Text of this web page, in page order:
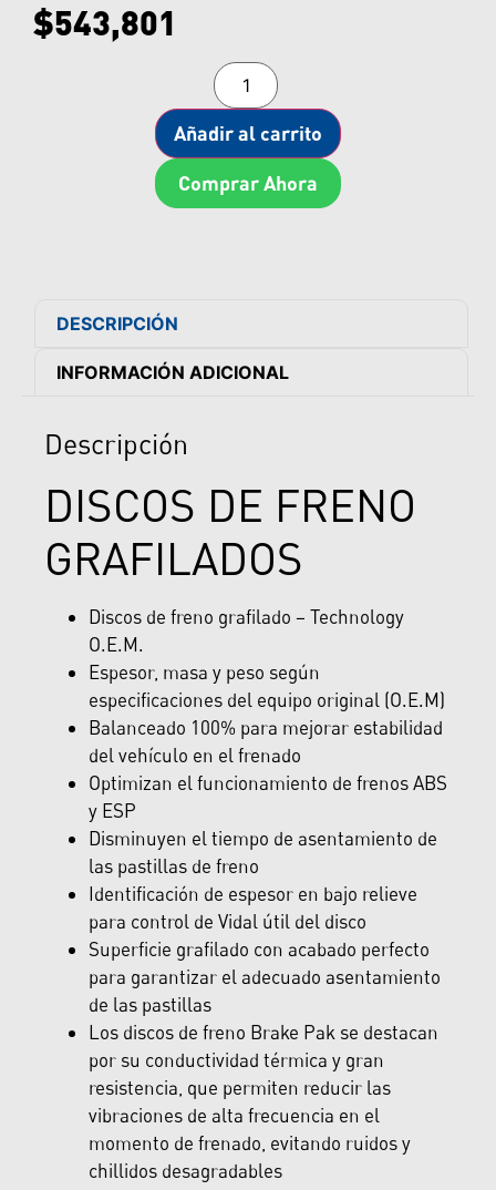
$543,801
Añadir al carrito
Comprar Ahora
DESCRIPCIÓN
INFORMACIÓN ADICIONAL
Descripción
DISCOS DE FRENO
GRAFILADOS
Discos de freno grafilado – Technology
O.E.M.
Espesor, masa y peso según
especificaciones del equipo original (O.E.M)
Balanceado 100% para mejorar estabilidad
del vehículo en el frenado
Optimizan el funcionamiento de frenos ABS
y ESP
Disminuyen el tiempo de asentamiento de
las pastillas de freno
Identificación de espesor en bajo relieve
para control de Vidal útil del disco
Superficie grafilado con acabado perfecto
para garantizar el adecuado asentamiento
de las pastillas
Los discos de freno Brake Pak se destacan
por su conductividad térmica y gran
resistencia, que permiten reducir las
vibraciones de alta frecuencia en el
momento de frenado, evitando ruidos y
chillidos desagradables